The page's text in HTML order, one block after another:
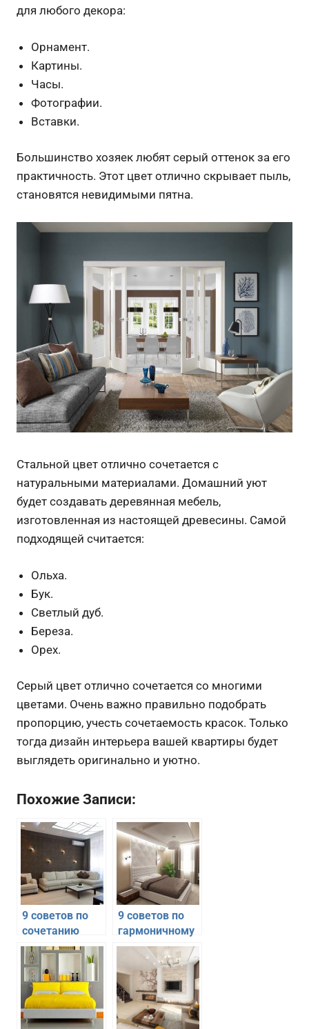
для любого декора:
Орнамент.
Картины.
Часы.
Фотографии.
Вставки.
Большинство хозяек любят серый оттенок за его
практичность. Этот цвет отлично скрывает пыль,
становятся невидимыми пятна.
Стальной цвет отлично сочетается с
натуральными материалами. Домашний уют
будет создавать деревянная мебель,
изготовленная из настоящей древесины. Самой
подходящей считается:
Ольха.
Бук.
Светлый дуб.
Береза.
Орех.
Серый цвет отлично сочетается со многими
цветами. Очень важно правильно подобрать
пропорцию, учесть сочетаемость красок. Только
тогда дизайн интерьера вашей квартиры будет
выглядеть оригинально и уютно.
Похожие Записи:
9 советов по
сочетанию
цвета и
фактуры в
дизайне
интерьера
9 советов по
гармоничному
дизайну
интерьера
спальни